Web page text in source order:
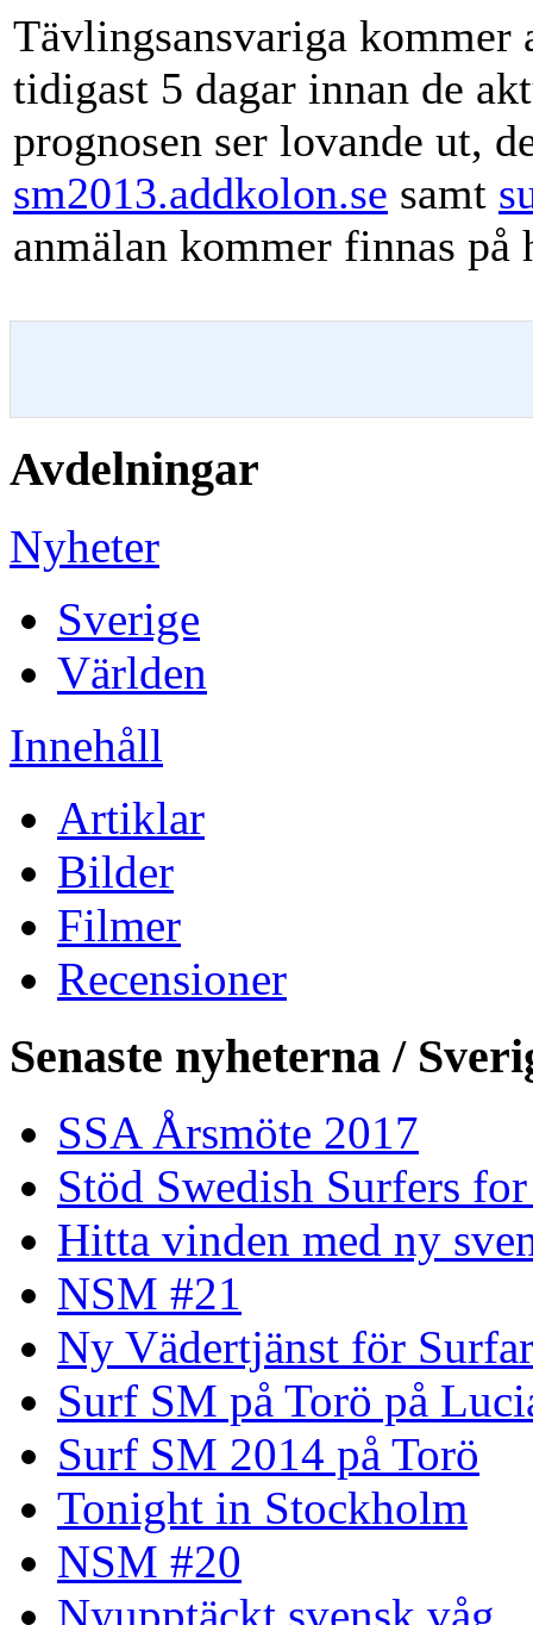
Tävlingsansvariga kommer
tidigast 5 dagar innan de
prognosen ser lovande ut,
sm2013.addkolon.se samt
anmälan kommer finnas på
Avdelningar
Nyheter
Sverige
Världen
Innehåll
Artiklar
Bilder
Filmer
Recensioner
Senaste nyheterna /
SSA Årsmöte 2017
Stöd Swedish Surfers
Hitta vinden med ny
NSM #21
Ny Vädertjänst för
Surf SM på Torö på
Surf SM 2014 på Torö
Tonight in Stockholm
NSM #20